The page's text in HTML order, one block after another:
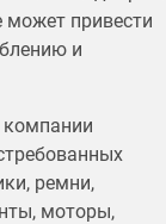
может привести
и
компании
ремни,
моторы,